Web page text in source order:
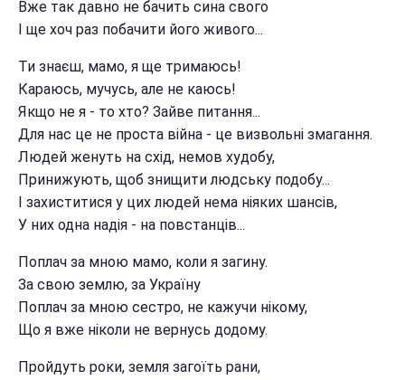
Вже так давно не бачить сина свого
І ще хоч раз побачити його живого...
Ти знаєш, мамо, я ще тримаюсь!
Караюсь, мучусь, але не каюсь!
Якщо не я - то хто? Зайве питання...
Для нас це не проста війна - це визвольні змагання.
Людей женуть на схід, немов худобу,
Принижують, щоб знищити людську подобу...
І захиститися у цих людей нема ніяких шансів,
У них одна надія - на повстанців...
Поплач за мною мамо, коли я загину.
За свою землю, за Україну
Поплач за мною сестро, не кажучи нікому,
Що я вже ніколи не вернусь додому.
Пройдуть роки, земля загоїть рани,